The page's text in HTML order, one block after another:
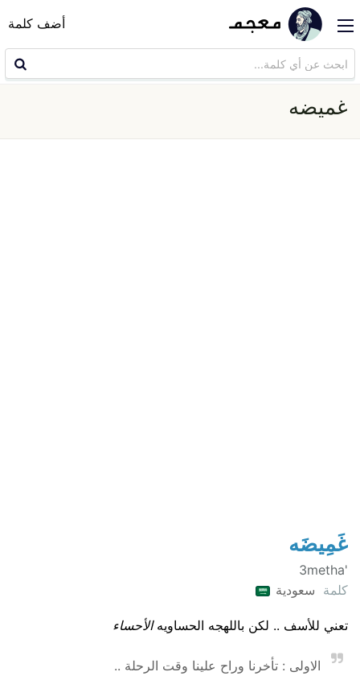
أضف كلمة
غميضه
غَمِيضَه
'3metha
كلمة سعودية
تعني للأسف .. لكن باللهجه الحساويهالأحساء
الاولى : تأخرنا وراح علينا وقت الرحلة ..